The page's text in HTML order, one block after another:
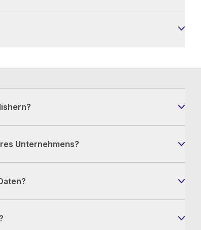
Unternehmens?